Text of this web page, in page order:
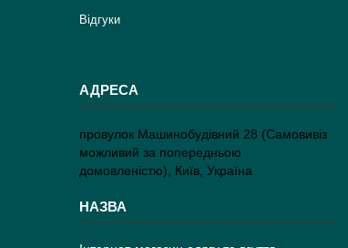
Відгуки
провулок Машинобудівний 28 (Самовивіз
можливий за попередньою
домовленістю), Київ, Україна